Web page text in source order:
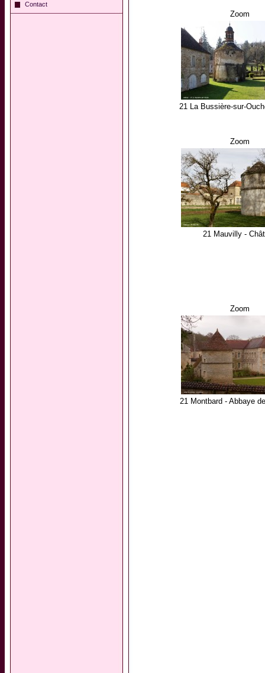
Contact
Zoom
21 La Bussière-sur-
Zoom
21 Mauvilly -
Zoom
21 Montbard - Abbaye